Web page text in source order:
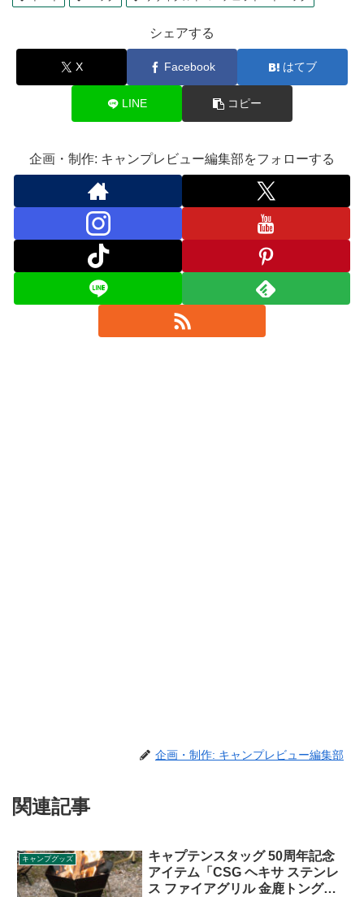
シェアする
X Facebook はてブ
LINE コピー
企画・制作: キャンプレビュー編集部をフォローする
企画・制作: キャンプレビュー編集部
関連記事
キャンプグッズ
キャプテンスタッグ 50周年記念
アイテム「CSG ヘキサ ステンレ
ス ファイアグリル 金鹿トングセ